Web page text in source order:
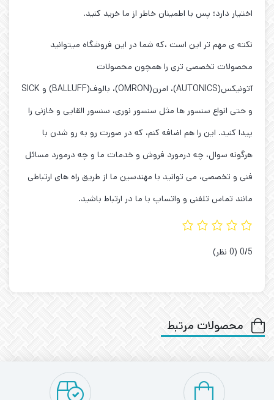
اختیار دارد؛ پس با اطمینان خاطر از ما خرید کنید.
نکته ی مهم تر این است ،که شما در این فروشگاه میتوانید
محصولات تخصصی تری را همچون محصولات
آتونیکس(AUTONICS)، امرن(OMRON)، بالوف(BALLUFF) و SICK
و حتی انواع سنسور ها مثل سنسور نوری، سنسور القایی و خازنی را
پیدا کنید. این را هم اضافه کنم، که در صورت رو به رو شدن با
هرگونه سوال، چه درمورد فروش و خدمات ما و چه درمورد مسائل
فنی و تخصصی، می توانید با مهندسین ما از طریق راه های ارتباطی
مانند تماس تلفنی و واتساپ با ما در ارتباط باشید.
‫0/5 ‫(0 نظر)
محصولات مرتبط